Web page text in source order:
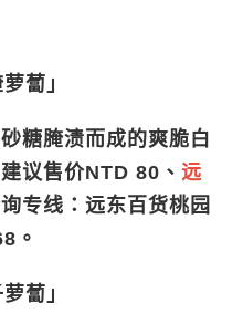
蔔」
腌渍而成的爽脆白
议售价NTD 80、 远
询专线：远东百货桃园
。
蔔」